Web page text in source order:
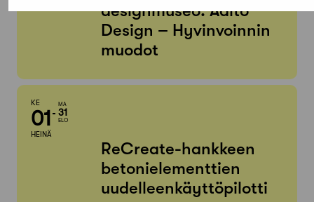
designmuseo: Aalto
Design – Hyvinvoinnin
muodot
KE
01
HEINÄ
MA
31
ELO
ReCreate-hankkeen
betonielementtien
uudelleenkäyttöpilotti